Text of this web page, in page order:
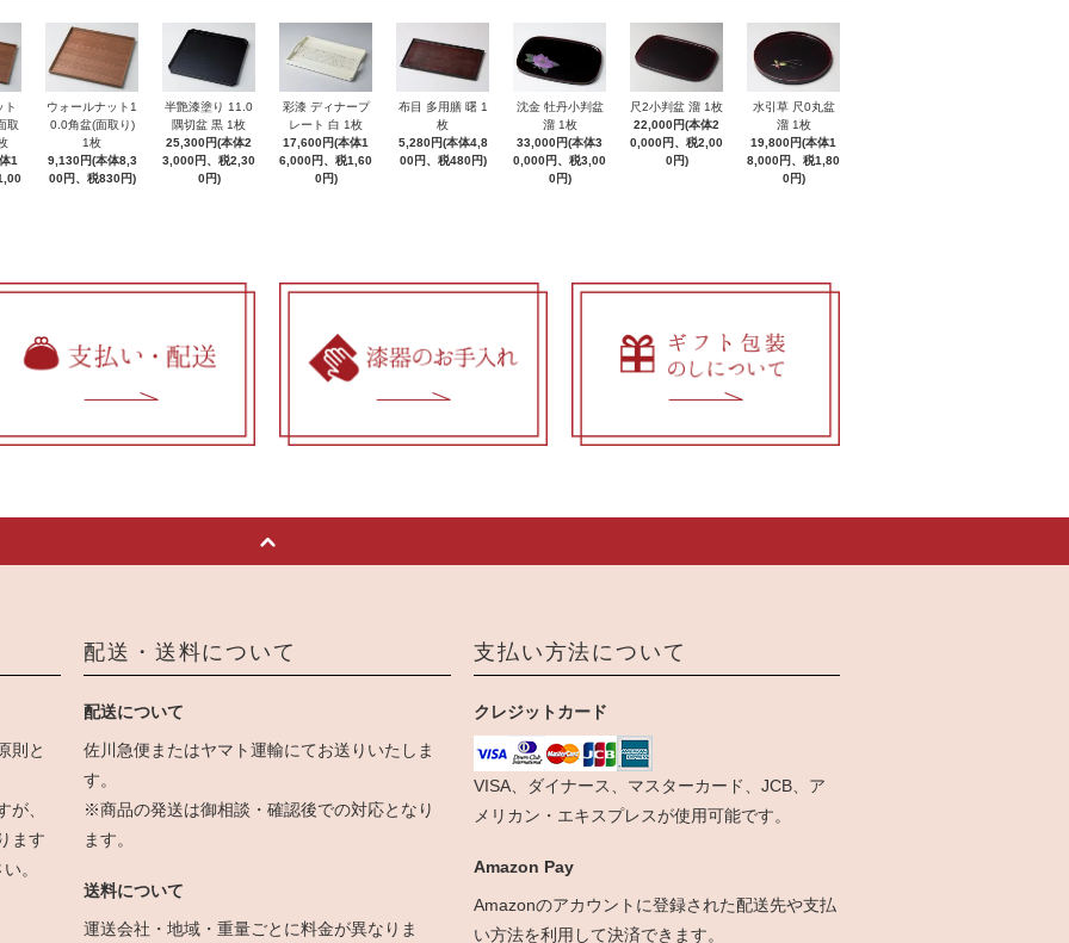
ト
取
1
ウォールナット1
0.0角盆(面取り)
1枚
9,130円(本体8,3
00円、税830円)
半艶漆塗り 11.0
隅切盆 黒 1枚
25,300円(本体2
3,000円、税2,30
0円)
彩漆 ディナープ
レート 白 1枚
17,600円(本体1
6,000円、税1,60
0円)
布目 多用膳 曙 1
枚
5,280円(本体4,8
00円、税480円)
沈金 牡丹小判盆
溜 1枚
33,000円(本体3
0,000円、税3,00
0円)
尺2小判盆 溜 1枚
22,000円(本体2
0,000円、税2,00
0円)
水引草 尺0丸盆
溜 1枚
19,800円(本体1
8,000円、税1,80
0円)
則と
、
ます
。
配送・送料について
配送について
佐川急便またはヤマト運輸にてお送りいたしま
す。
※商品の発送は御相談・確認後での対応となり
ます。
送料について
運送会社・地域・重量ごとに料金が異なりま
支払い方法について
クレジットカード
VISA、ダイナース、マスターカード、JCB、ア
メリカン・エキスプレスが使用可能です。
Amazon Pay
Amazonのアカウントに登録された配送先や支払
い方法を利用して決済できます。